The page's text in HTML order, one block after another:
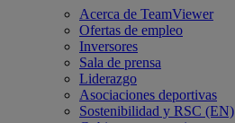
Acerca de TeamViewer
Ofertas de empleo
Inversores
Sala de prensa
Liderazgo
Asociaciones deportivas
Sostenibilidad y RSC (EN)